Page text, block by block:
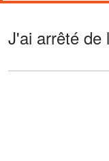
J'ai arrêté de